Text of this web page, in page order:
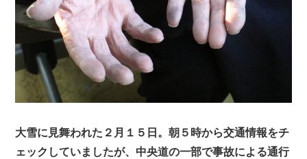
大雪に見舞われた２月１５日。朝５時から交通情報をチ
ェックしていましたが、中央道の一部で事故による通行